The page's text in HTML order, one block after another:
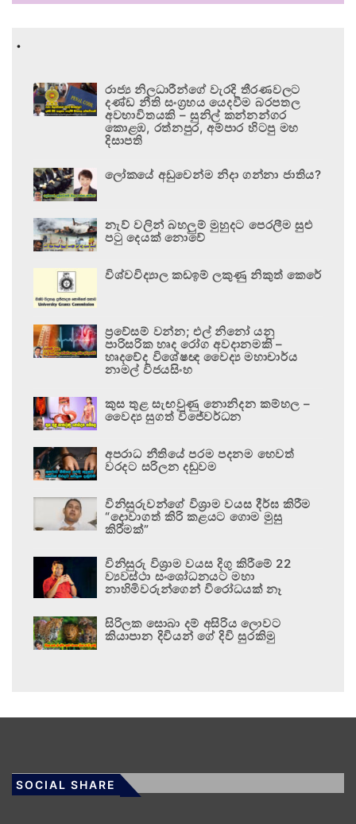
.
රාජ්‍ය නිලධාරීන්ගේ වැරදි තීරණවලට
දණ්ඩ නීති සංග්‍රහය යෙදවීම බරපතල
අවභාවිතයකි – සුනිල් කන්නන්ගර
කොළඹ, රත්නපුර, අම්පාර හිටපු මහ
දිසාපති
ලෝකයේ අඩුවෙන්ම නිදා ගන්නා ජාතිය?
නැව් වලින් බහලුම් මුහුදට පෙරලීම සුළු
පටු දෙයක් නොවේ
විශ්වවිද්‍යාල කඩඉම් ලකුණු නිකුත් කෙරේ
ප්‍රවේසම් වන්න; එල් නිනෝ යනු
පාරිසරික හෘද රෝග අවදානමකි –
හෘදවේද විශේෂඥ වෛද්‍ය මහාචාර්ය
නාමල් විජයසිංහ
කුස තුළ සැඟවුණු නොනිදන කම්හල –
වෛද්‍ය සුගත් විජේවර්ධන
අපරාධ නීතියේ පරම පදනම හෙවත්
වරදට සරිලන දඬුවම
විනිසුරුවන්ගේ විශ්‍රාම වයස දීර්ඝ කිරීම
“දොවාගත් කිරි කළයට ගොම මුසු
කිරීමක්”
විනිසුරු විශ්‍රාම වයස දිගු කිරීමේ 22
ව්‍යවස්ථා සංශෝධනයට මහා
නාහිමිවරුන්ගෙන් විරෝධයක් නෑ
සිරිලක සොබා දම් අසිරිය ලොවට
කියාපාන දිවියන් ගේ දිවි සුරකිමු
SOCIAL SHARE